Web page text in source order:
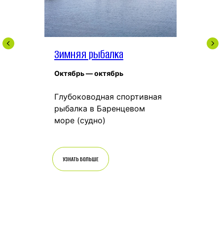
Зимняя рыбалка
Октябрь — октябрь
Глубоководная спортивная
рыбалка в Баренцевом
море (судно)
УЗНАТЬ БОЛЬШЕ